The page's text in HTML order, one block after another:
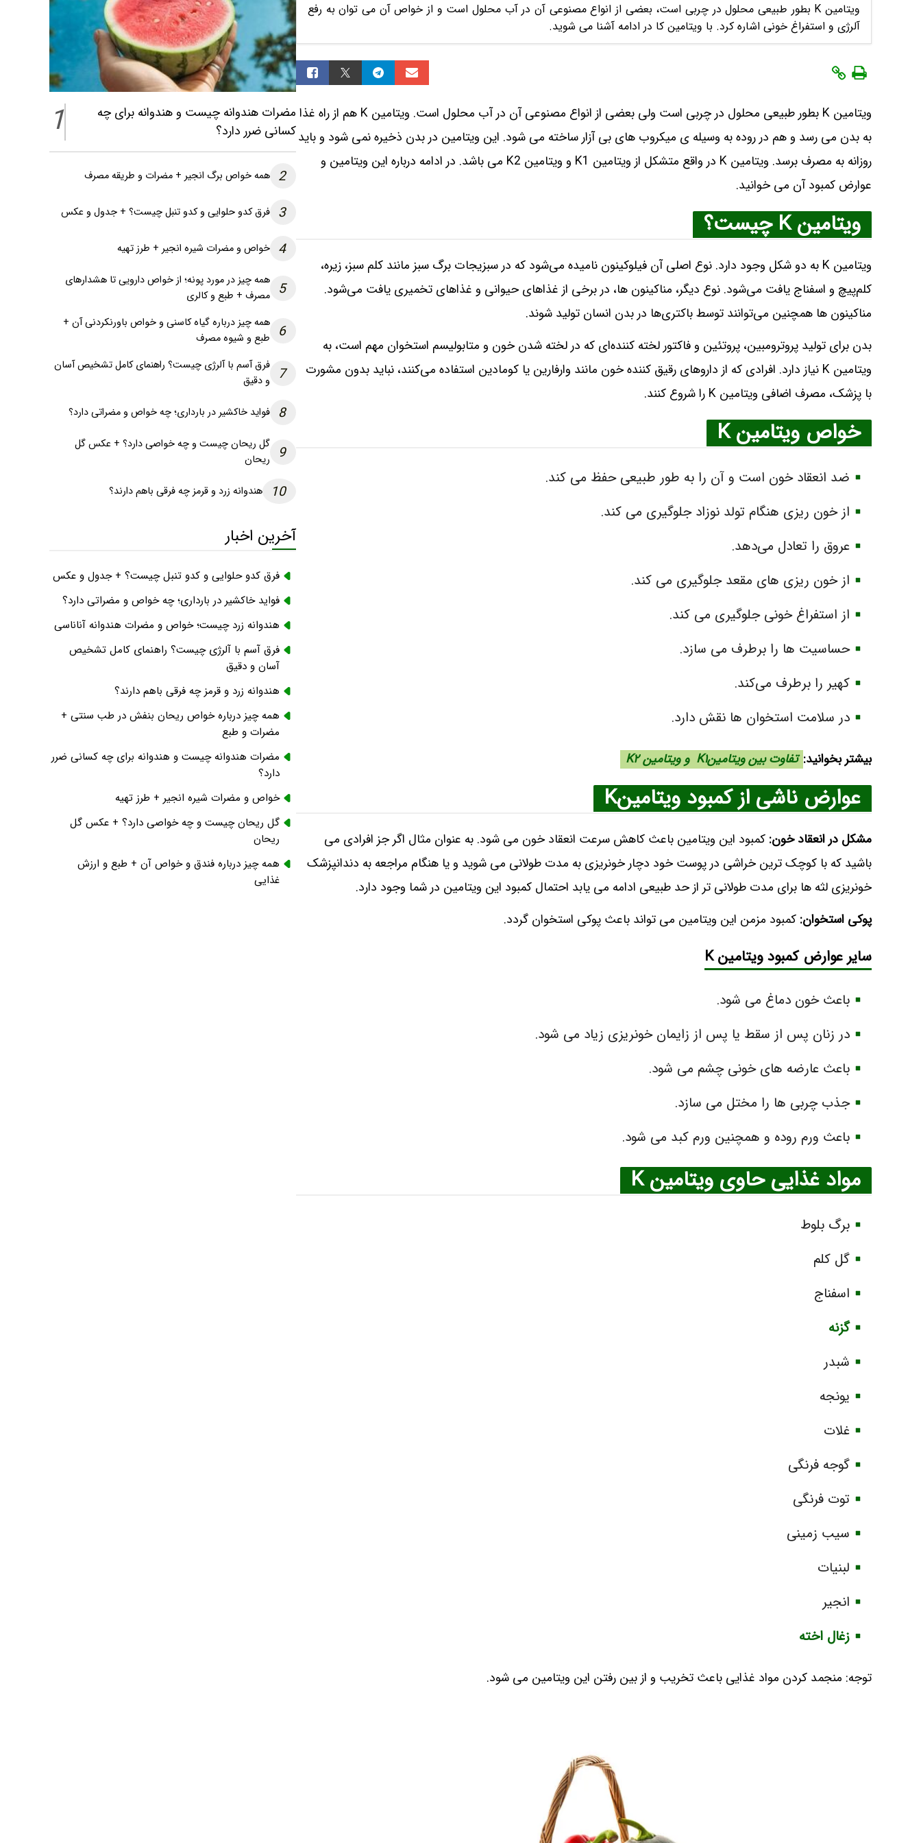
ویتامین K بطور طبیعی محلول در چربی است، بعضی از انواع مصنوعی آن در آب محلول است و از خواص آن می توان به رفع
آلرژی و استفراغ خونی اشاره کرد. با ویتامین کا در ادامه آشنا می شوید.
ویتامین K بطور طبیعی محلول در چربی است ولی بعضی از انواع مصنوعی آن در آب محلول است. ویتامین K هم از راه غذا
به بدن می‌ رسد و هم در روده به وسیله‌ ی میکروب‌ های بی‌ آزار ساخته می‌ شود. این ویتامین در بدن ذخیره نمی‌ شود و باید
روزانه به مصرف برسد. ویتامین K در واقع متشکل از ویتامین K1 و ویتامین K2 می‌ باشد. در ادامه درباره این ویتامین و
عوارض کمبود آن می خوانید.
ویتامین K چیست؟
ویتامین K به دو شکل وجود دارد. نوع اصلی آن فیلوکینون نامیده می‌شود که در سبزیجات برگ سبز مانند کلم سبز، زیره،
کلم‌پیچ و اسفناج یافت می‌شود. نوع دیگر، مناکینون ها، در برخی از غذاهای حیوانی و غذاهای تخمیری یافت می‌شود.
مناکینون ها همچنین می‌توانند توسط باکتری‌ها در بدن انسان تولید شوند.
بدن برای تولید پروترومبین، پروتئین و فاکتور لخته کننده‌ای که در لخته شدن خون و متابولیسم استخوان مهم است، به
ویتامین K نیاز دارد. افرادی که از داروهای رقیق کننده خون مانند وارفارین یا کومادین استفاده می‌کنند، نباید بدون مشورت
با پزشک، مصرف اضافی ویتامین K را شروع کنند.
خواص ویتامین K
ضد انعقاد خون است و آن را به طور طبیعی حفظ می‌ کند.
از خون‌ ریزی هنگام تولد نوزاد جلوگیری می‌ کند.
عروق را تعادل می‌دهد.
از خون‌ ریزی‌ های مقعد جلوگیری می‌ کند.
از استفراغ خونی جلوگیری می‌ کند.
حساسیت‌ ها را برطرف می‌ سازد.
کهیر را برطرف می‌کند.
در سلامت استخوان‌ ها نقش دارد.
بیشتر بخوانید: تفاوت بین ویتامینK۱ و ویتامین K۲
عوارض ناشی از کمبود ویتامینK
مشکل در انعقاد خون: کمبود این ویتامین باعث کاهش سرعت انعقاد خون می‌ شود. به عنوان مثال اگر جز افرادی می‌
باشید که با کوچک‌ ترین خراشی در پوست خود دچار خونریزی به مدت طولانی می‌ شوید و یا هنگام مراجعه به دندانپزشک
خونریزی لثه‌ ها برای مدت طولانی‌ تر از حد طبیعی ادامه می‌ یابد احتمال کمبود این ویتامین در شما وجود دارد.
پوکی استخوان: کمبود مزمن این ویتامین می‌ تواند باعث پوکی استخوان گردد.
سایر عوارض کمبود ویتامین K
باعث خون دماغ می‌ شود.
در زنان پس از سقط یا پس از زایمان خونریزی زیاد می‌ شود.
باعث عارضه‌ های خونی چشم می‌ شود.
جذب چربی‌ ها را مختل می‌ سازد.
باعث ورم روده و همچنین ورم کبد می‌ شود.
مواد غذایی حاوی ویتامین K
برگ بلوط
گل کلم
اسفناج
گزنه
شبدر
یونجه
غلات
گوجه فرنگی
توت فرنگی
سیب زمینی
لبنیات
انجیر
زغال اخته
توجه: منجمد کردن مواد غذایی باعث تخریب و از بین رفتن این ویتامین می‌ شود.
مضرات هندوانه چیست و هندوانه برای چه
کسانی ضرر دارد؟
1
2 همه خواص برگ انجیر + مضرات و طریقه مصرف
3 فرق کدو حلوایی و کدو تنبل چیست؟ + جدول و عکس
4 خواص و مضرات شیره انجیر + طرز تهیه
5
همه چیز در مورد پونه؛ از خواص دارویی تا هشدارهای
مصرف + طبع و کالری
6
همه چیز درباره گیاه کاسنی و خواص باورنکردنی آن +
طبع و شیوه مصرف
7
فرق آسم با آلرژی چیست؟ راهنمای کامل تشخیص آسان
و دقیق
8 فواید خاکشیر در بارداری؛ چه خواص و مضراتی دارد؟
9
گل ریحان چیست و چه خواصی دارد؟ + عکس گل
ریحان
10 هندوانه زرد و قرمز چه فرقی باهم دارند؟
آخرین اخبار
فرق کدو حلوایی و کدو تنبل چیست؟ + جدول و عکس
فواید خاکشیر در بارداری؛ چه خواص و مضراتی دارد؟
هندوانه زرد چیست؛ خواص و مضرات هندوانه آناناسی
فرق آسم با آلرژی چیست؟ راهنمای کامل تشخیص
آسان و دقیق
هندوانه زرد و قرمز چه فرقی باهم دارند؟
همه چیز درباره خواص ریحان بنفش در طب سنتی +
مضرات و طبع
مضرات هندوانه چیست و هندوانه برای چه کسانی ضرر
دارد؟
خواص و مضرات شیره انجیر + طرز تهیه
گل ریحان چیست و چه خواصی دارد؟ + عکس گل
ریحان
همه چیز درباره فندق و خواص آن + طبع و ارزش
غذایی